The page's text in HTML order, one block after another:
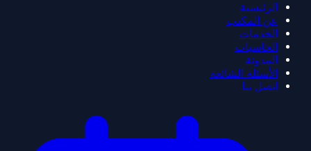
الرئيسية
عن المكتب
الخدمات
الحاسبات
المدونة
الأسئلة الشائعة
اتصل بنا